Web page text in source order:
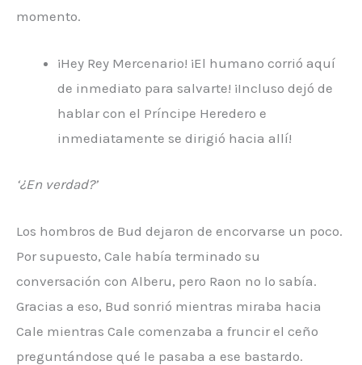
momento.
¡Hey Rey Mercenario! ¡El humano corrió aquí
de inmediato para salvarte! ¡Incluso dejó de
hablar con el Príncipe Heredero e
inmediatamente se dirigió hacia allí!
‘¿En verdad?’
Los hombros de Bud dejaron de encorvarse un poco.
Por supuesto, Cale había terminado su
conversación con Alberu, pero Raon no lo sabía.
Gracias a eso, Bud sonrió mientras miraba hacia
Cale mientras Cale comenzaba a fruncir el ceño
preguntándose qué le pasaba a ese bastardo.